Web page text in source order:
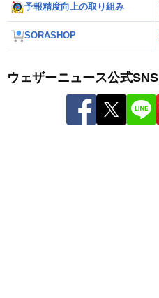
予報精度向上の取り組み
SORASHOP
ウェザーニュース公式SNS